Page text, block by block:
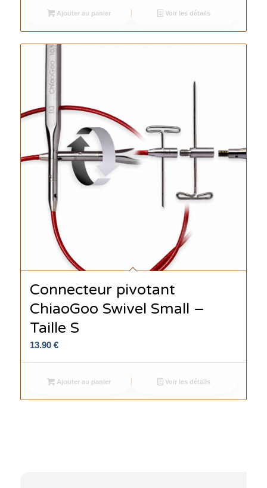
Ajouter au panier Voir les détails
Connecteur pivotant
ChiaoGoo Swivel Small –
Taille S
13.90 €
Ajouter au panier Voir les détails